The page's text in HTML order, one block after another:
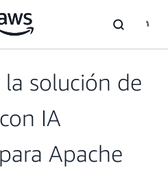
solución de
IA
Apache